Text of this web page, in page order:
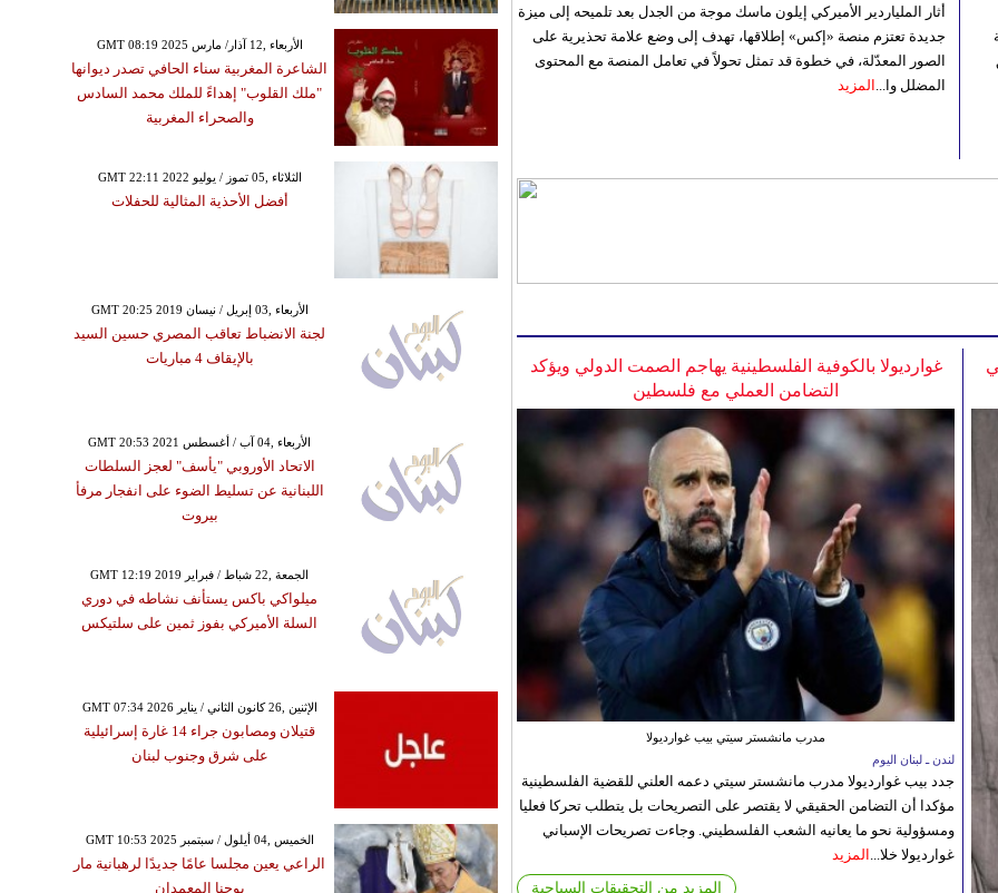
أثار الملياردير الأميركي إيلون ماسك موجة من الجدل بعد تلميحه إلى ميزة
جديدة تعتزم منصة «إكس» إطلاقها، تهدف إلى وضع علامة تحذيرية على
الصور المعدّلة، في خطوة قد تمثل تحولاً في تعامل المنصة مع المحتوى
المضلل وا... المزيد
غوارديولا بالكوفية الفلسطينية يهاجم الصمت الدولي ويؤكد
التضامن العملي مع فلسطين
مدرب مانشستر سيتي بيب غوارديولا
لندن ـ لبنان اليوم
جدد بيب غوارديولا مدرب مانشستر سيتي دعمه العلني للقضية الفلسطينية
مؤكدا أن التضامن الحقيقي لا يقتصر على التصريحات بل يتطلب تحركا فعليا
ومسؤولية نحو ما يعانيه الشعب الفلسطيني. وجاءت تصريحات الإسباني
غوارديولا خلا... المزيد
المزيد من التحقيقات السياحية
GMT 08:19 2025 الأربعاء ,12 آذار/ مارس
الشاعرة المغربية سناء الحافي تصدر ديوانها
"ملك القلوب" إهداءً للملك محمد السادس
والصحراء المغربية
GMT 22:11 2022 الثلاثاء ,05 تموز / يوليو
أفضل الأحذية المثالية للحفلات
GMT 20:25 2019 الأربعاء ,03 إبريل / نيسان
لجنة الانضباط تعاقب المصري حسين السيد
بالإيقاف 4 مباريات
GMT 20:53 2021 الأربعاء ,04 آب / أغسطس
الاتحاد الأوروبي "يأسف" لعجز السلطات
اللبنانية عن تسليط الضوء على انفجار مرفأ
بيروت
GMT 12:19 2019 الجمعة ,22 شباط / فبراير
ميلواكي باكس يستأنف نشاطه في دوري
السلة الأميركي بفوز ثمين على سلتيكس
GMT 07:34 2026 الإثنين ,26 كانون الثاني / يناير
قتيلان ومصابون جراء 14 غارة إسرائيلية
على شرق وجنوب لبنان
GMT 10:53 2025 الخميس ,04 أيلول / سبتمبر
الراعي يعين مجلسا عامًا جديدًا لرهبانية مار
يوحنا المعمدان